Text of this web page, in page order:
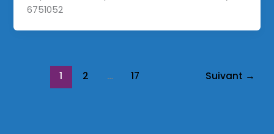
6751052
1 2 … 17 Suivant →